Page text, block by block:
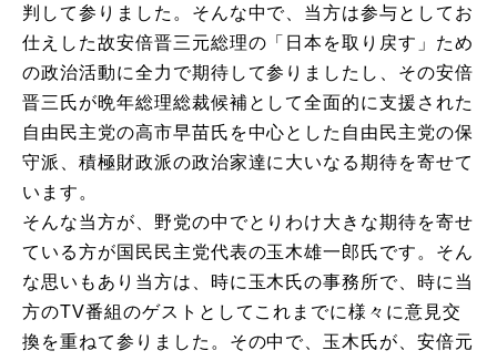
判して参りました。そんな中で、当方は参与としてお
仕えした故安倍晋三元総理の「日本を取り戻す」ため
の政治活動に全力で期待して参りましたし、その安倍
晋三氏が晩年総理総裁候補として全面的に支援された
自由民主党の高市早苗氏を中心とした自由民主党の保
守派、積極財政派の政治家達に大いなる期待を寄せて
います。
そんな当方が、野党の中でとりわけ大きな期待を寄せ
ている方が国民民主党代表の玉木雄一郎氏です。そん
な思いもあり当方は、時に玉木氏の事務所で、時に当
方のTV番組のゲストとしてこれまでに様々に意見交
換を重ねて参りました。その中で、玉木氏が、安倍元